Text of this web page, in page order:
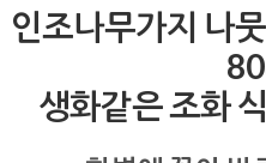
인조나무가지 나
생화같은 조화